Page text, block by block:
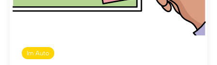
Im Auto